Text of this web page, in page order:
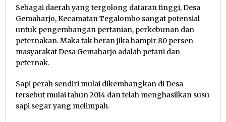
Sebagai daerah yang tergolong dataran tinggi, Desa
Gemaharjo, Kecamatan Tegalombo sangat potensial
untuk pengembangan pertanian, perkebunan dan
peternakan. Maka tak heran jika hampir 80 persen
masyarakat Desa Gemaharjo adalah petani dan
peternak.
Sapi perah sendiri mulai dikembangkan di Desa
tersebut mulai tahun 2014 dan telah menghasilkan susu
sapi segar yang melimpah.